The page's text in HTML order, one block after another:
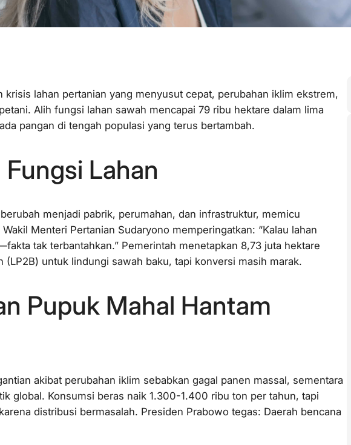
krisis lahan pertanian yang menyusut cepat, perubahan iklim ekstrem,
Alih fungsi lahan sawah mencapai 79 ribu hektare dalam lima
pangan di tengah populasi yang terus bertambah.
Lahan
menjadi pabrik, perumahan, dan infrastruktur, memicu
Menteri Pertanian Sudaryono memperingatkan: “Kalau lahan
tak terbantahkan.” Pemerintah menetapkan 8,73 juta hektare
(LP2B) untuk lindungi sawah baku, tapi konversi masih marak.
Pupuk Mahal Hantam
akibat perubahan iklim sebabkan gagal panen massal, sementara
global. Konsumsi beras naik 1.300-1.400 ribu ton per tahun, tapi
distribusi bermasalah. Presiden Prabowo tegas: Daerah bencana